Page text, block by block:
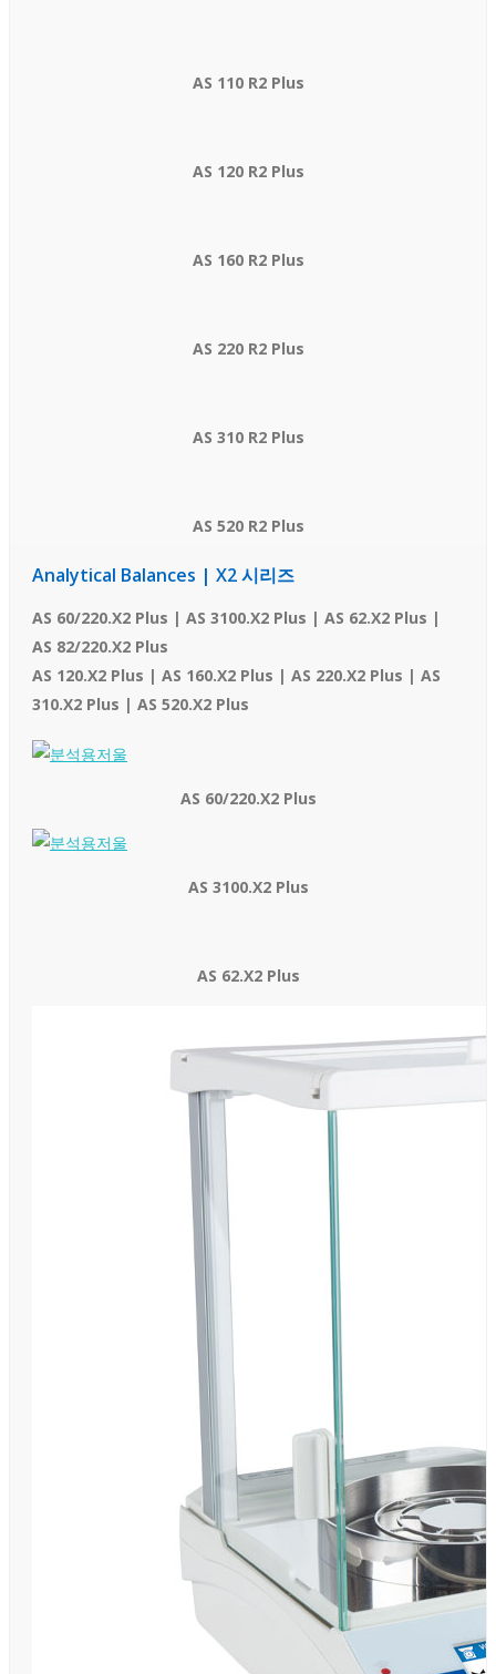
AS 110 R2 Plus
AS 120 R2 Plus
AS 160 R2 Plus
AS 220 R2 Plus
AS 310 R2 Plus
AS 520 R2 Plus
Analytical Balances | X2 시리즈
AS 60/220.X2 Plus | AS 3100.X2 Plus | AS 62.X2 Plus |
AS 82/220.X2 Plus
AS 120.X2 Plus | AS 160.X2 Plus | AS 220.X2 Plus | AS
310.X2 Plus | AS 520.X2 Plus
AS 60/220.X2 Plus
AS 3100.X2 Plus
AS 62.X2 Plus